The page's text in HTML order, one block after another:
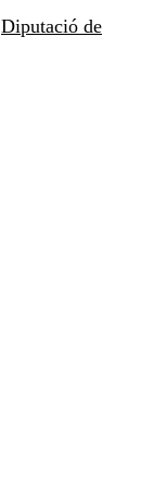
Diputació de